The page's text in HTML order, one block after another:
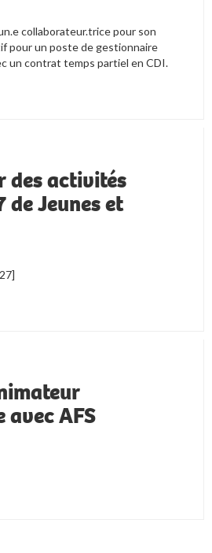
collaborateur.trice pour son
pour un poste de gestionnaire
un contrat temps partiel en CDI.
des activités
de Jeunes et
AFS